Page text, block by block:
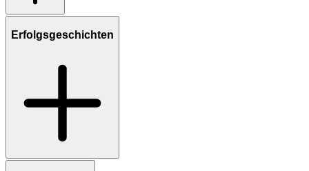
Erfolgsgeschichten